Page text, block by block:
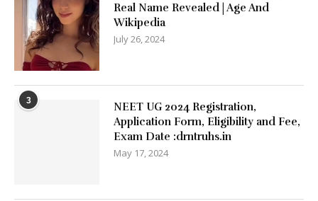
Real Name Revealed | Age And
Wikipedia
July 26, 2024
3
NEET UG 2024 Registration,
Application Form, Eligibility and Fee,
Exam Date :drntruhs.in
May 17, 2024